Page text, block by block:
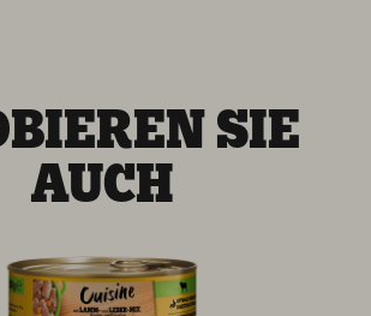
SIE
AUCH